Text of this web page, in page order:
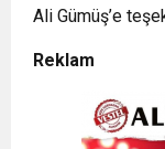
Ali Gümüş’e
Reklam